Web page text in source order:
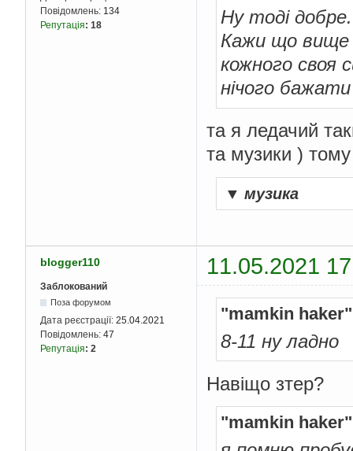
Повідомлень: 134
Репутація: 18
Ну тоді
Кажи що вище
кожного своя
нічого
та я ледачий
та музики )
▼ музика
blogger110 11.05.2021
Заблокований
Поза форумом
Дата реєстрації: 25.04.2021
Повідомлень: 47
Репутація: 2
"mamkin
8-11 ну ладно
Навіщо зтер?
"mamkin